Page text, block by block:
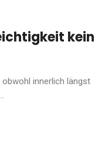
kein
innerlich längst